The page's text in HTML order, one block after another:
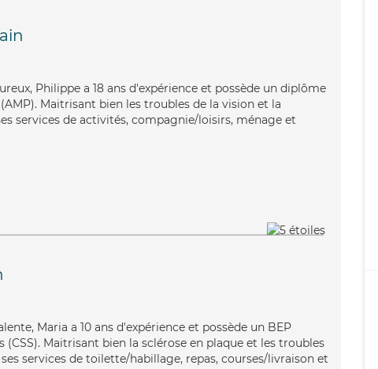
Philippe a 18 ans d'expérience et possède un diplôme
Maitrisant bien les troubles de la vision et la
services de activités, compagnie/loisirs, ménage et
Maria a 10 ans d'expérience et possède un BEP
(CSS). Maitrisant bien la sclérose en plaque et les troubles
services de toilette/habillage, repas, courses/livraison et